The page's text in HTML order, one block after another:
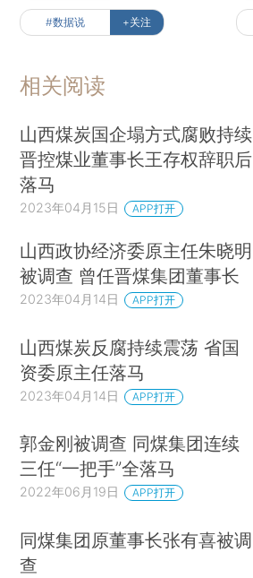
#数据说 +关注
相关阅读
山西煤炭国企塌方式腐败持续
晋控煤业董事长王存权辞职后
落马
2023年04月15日 APP打开
山西政协经济委原主任朱晓明
被调查 曾任晋煤集团董事长
2023年04月14日 APP打开
山西煤炭反腐持续震荡 省国
资委原主任落马
2023年04月14日 APP打开
郭金刚被调查 同煤集团连续
三任“一把手”全落马
2022年06月19日 APP打开
同煤集团原董事长张有喜被调
查